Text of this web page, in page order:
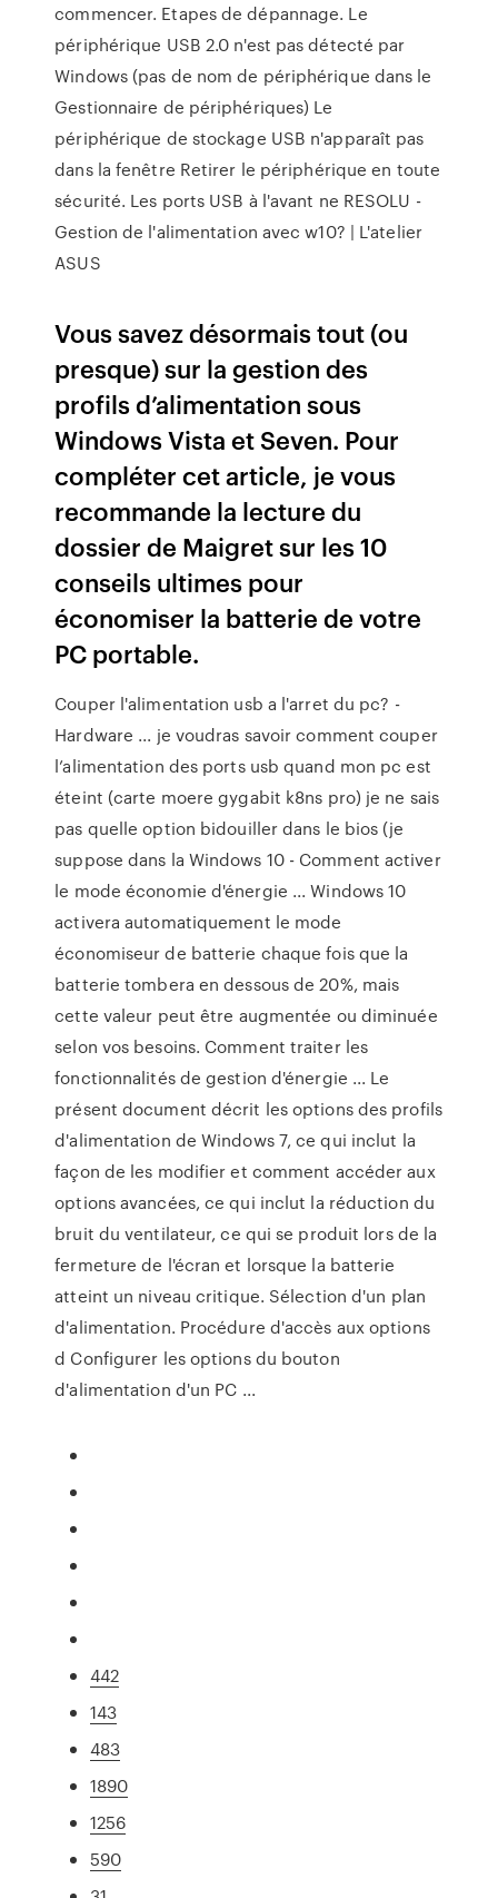
commencer. Etapes de dépannage. Le
périphérique USB 2.0 n'est pas détecté par
Windows (pas de nom de périphérique dans le
Gestionnaire de périphériques) Le
périphérique de stockage USB n'apparaît pas
dans la fenêtre Retirer le périphérique en toute
sécurité. Les ports USB à l'avant ne RESOLU -
Gestion de l'alimentation avec w10? | L'atelier
ASUS
Vous savez désormais tout (ou
presque) sur la gestion des
profils d’alimentation sous
Windows Vista et Seven. Pour
compléter cet article, je vous
recommande la lecture du
dossier de Maigret sur les 10
conseils ultimes pour
économiser la batterie de votre
PC portable.
Couper l'alimentation usb a l'arret du pc? -
Hardware ... je voudras savoir comment couper
l’alimentation des ports usb quand mon pc est
éteint (carte moere gygabit k8ns pro) je ne sais
pas quelle option bidouiller dans le bios (je
suppose dans la Windows 10 - Comment activer
le mode économie d'énergie ... Windows 10
activera automatiquement le mode
économiseur de batterie chaque fois que la
batterie tombera en dessous de 20%, mais
cette valeur peut être augmentée ou diminuée
selon vos besoins. Comment traiter les
fonctionnalités de gestion d'énergie ... Le
présent document décrit les options des profils
d'alimentation de Windows 7, ce qui inclut la
façon de les modifier et comment accéder aux
options avancées, ce qui inclut la réduction du
bruit du ventilateur, ce qui se produit lors de la
fermeture de l'écran et lorsque la batterie
atteint un niveau critique. Sélection d'un plan
d'alimentation. Procédure d'accès aux options
d Configurer les options du bouton
d'alimentation d'un PC ...
442
143
483
1890
1256
590